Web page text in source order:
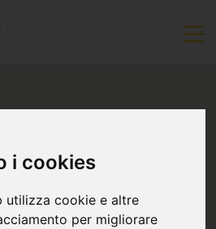
i cookies
utilizza cookie e altre
per migliorare